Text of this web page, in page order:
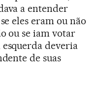
a entender
eles eram ou não
ou se iam votar
deveria
de suas